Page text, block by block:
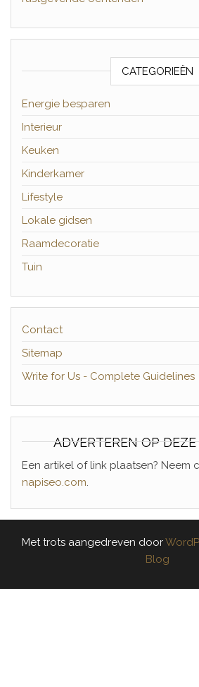
CATEGORIEËN
Energie besparen
Interieur
Keuken
Kinderkamer
Lifestyle
Lokale gidsen
Raamdecoratie
Tuin
Contact
Sitemap
Write for Us - Complete Guidelines
ADVERTEREN OP
Een artikel of link plaatsen? Neem
napiseo.com.
Met trots aangedreven door
Blog